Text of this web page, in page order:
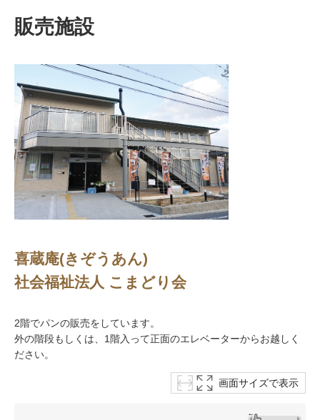
販売施設
喜蔵庵(きぞうあん)
社会福祉法人 こまどり会
2階でパンの販売をしています。
外の階段もしくは、1階入って正面のエレベーターからお越しく
ださい。
画面サイズで表示